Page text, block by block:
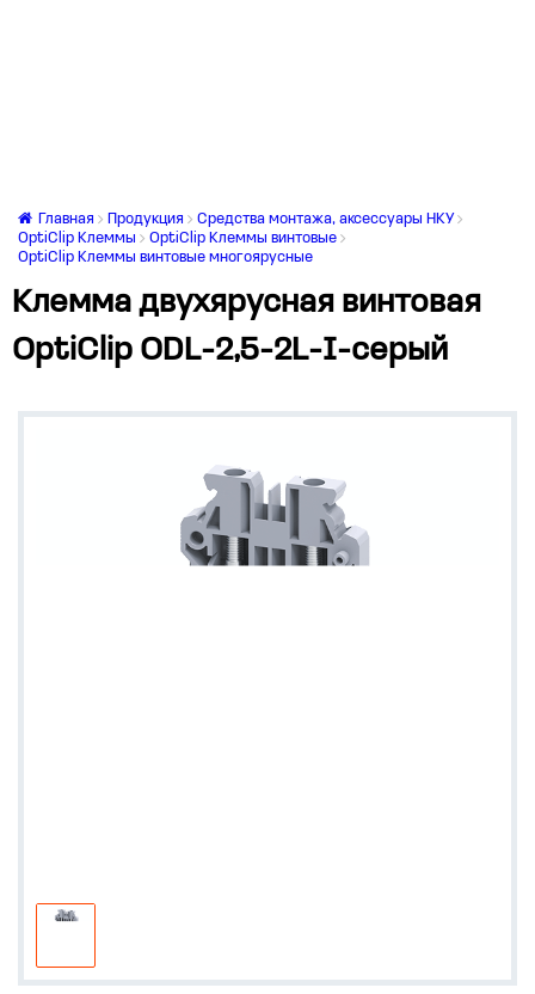
Главная Продукция
Средства монтажа, аксессуары НКУ
OptiClip Клеммы
OptiClip Клеммы винтовые
OptiClip Клеммы винтовые многоярусные
Клемма двухярусная винтовая
OptiClip ODL-2,5-2L-I-серый